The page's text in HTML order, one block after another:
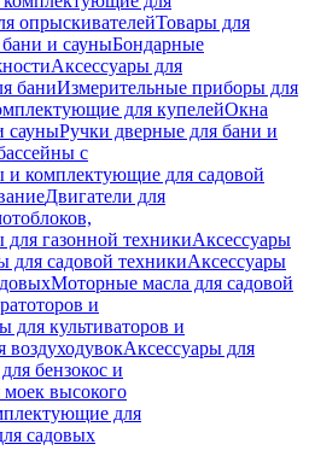
опрыскивателейТовары для
и сауныБондарные
Аксессуары для
баниИзмерительные приборы для
для купелейОкна
сауныРучки дверные для бани и
с
и комплектующие для садовой
Двигатели для
для газонной техникиАксессуары
для садовой техникиАксессуары
Моторные масла для садовой
и
для культиваторов и
воздуходувокАксессуары для
бензокос и
высокого
для
садовых